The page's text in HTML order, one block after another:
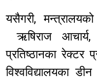
यसैगरी,
ऋषिराज आचार्य,
प्रतिष्ठानका रेक्टर
विश्वविद्यालयका